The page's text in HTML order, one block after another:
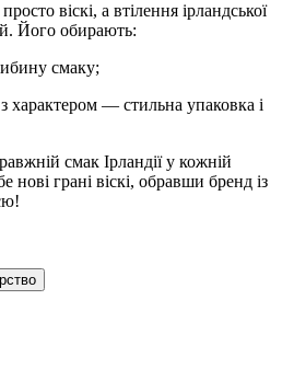
віскі, а втілення ірландської
Його обирають:
смаку;
характером — стильна упаковка і
смак Ірландії у кожній
нові грані віскі, обравши бренд із